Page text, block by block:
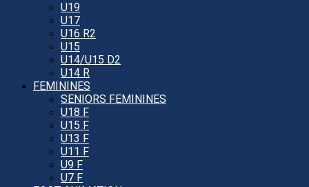
U19
U17
U16 R2
U15
U14/U15 D2
U14 R
FEMININES
SENIORS FEMININES
U18 F
U15 F
U13 F
U11 F
U9 F
U7 F